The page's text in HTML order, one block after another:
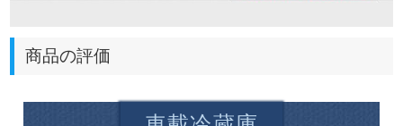
商品の評価